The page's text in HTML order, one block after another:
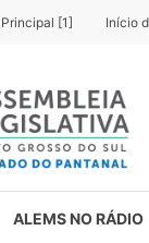
[1] Início
ALEMS NO RÁDIO